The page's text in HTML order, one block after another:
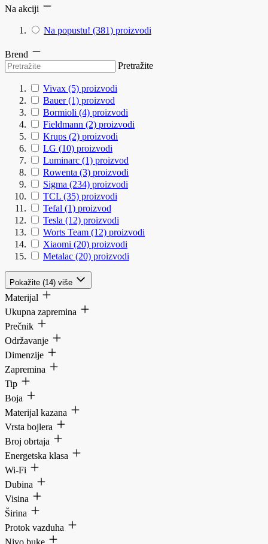
Na akciji
Na popustu! (381) proizvodi
Brend
Pretražite
Vivax (5) proizvodi
Bauer (1) proizvod
Bormioli (4) proizvodi
Fieldmann (2) proizvodi
Krups (2) proizvodi
LG (10) proizvodi
Luminarc (1) proizvod
Rowenta (3) proizvodi
Sigma (234) proizvodi
TCL (35) proizvodi
Tefal (1) proizvod
Tesla (12) proizvodi
Worts Team (12) proizvodi
Xiaomi (20) proizvodi
Metalac (20) proizvodi
Pokažite (14) više
Materijal
Ukupna zapremina
Prečnik
Održavanje
Dimenzije
Zapremina
Tip
Boja
Materijal kazana
Vrsta bojlera
Broj obrtaja
Energetska klasa
Wi-Fi
Dubina
Visina
Širina
Protok vazduha
Nivo buke